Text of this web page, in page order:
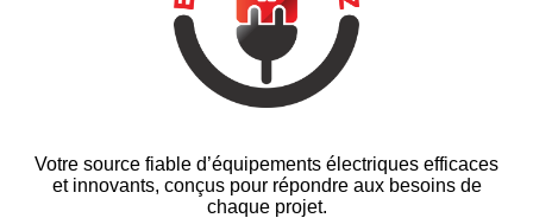
Votre source fiable d’équipements électriques efficaces
et innovants, conçus pour répondre aux besoins de
chaque projet.